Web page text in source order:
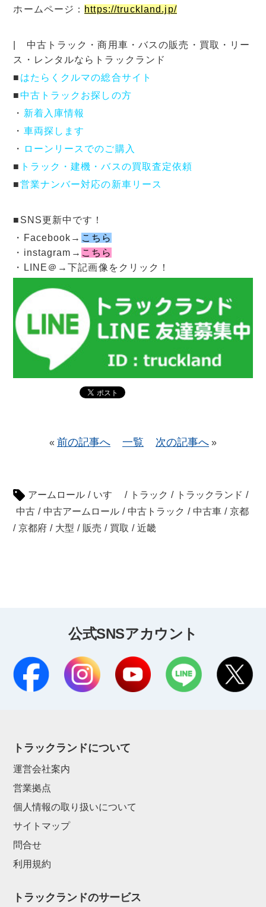
ホームページ： https://truckland.jp/
| 中古トラック・商用車・バスの販売・買取・リー
ス・レンタルならトラックランド
■ はたらくクルマの総合サイト
■中古トラックお探しの方
・ 新着入庫情報
・ 車両探します
・
ローンリースでのご購入
■ トラック・建機・バスの買取査定依頼
■営業ナンバー対応の新車リース
■SNS更新中です！
・Facebook→ こちら
・instagram→ こちら
・LINE＠→下記画像をクリック！
« 前の記事へ 一覧 次の記事へ »
アームロール / いすゞ / トラック / トラックランド /
中古 / 中古アームロール / 中古トラック / 中古車 / 京都
/ 京都府 / 大型 / 販売 / 買取 / 近畿
公式SNSアカウント
トラックランドについて
運営会社案内
営業拠点
個人情報の取り扱いについて
サイトマップ
問合せ
利用規約
トラックランドのサービス